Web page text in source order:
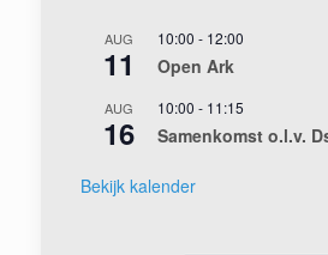
AUG
11
10:00 - 12:00
Open Ark
AUG
16
10:00 - 11:15
Samenkomst o.l.v.
Bekijk kalender